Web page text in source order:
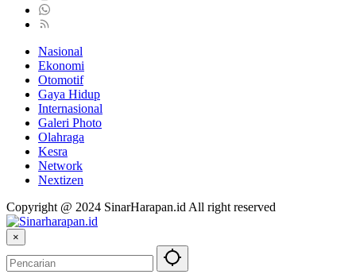
Nasional
Ekonomi
Otomotif
Gaya Hidup
Internasional
Galeri Photo
Olahraga
Kesra
Network
Nextizen
Copyright @ 2024 SinarHarapan.id All right reserved
×